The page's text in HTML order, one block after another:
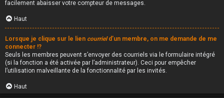
facilement abaisser votre compteur de messages.
Haut
Lorsque je clique sur le lien courrield’un membre, on me demande de me
connecter !?
Seuls les membres peuvent s’envoyer des courriels via le formulaire intégré
(si la fonction a été activée par l’administrateur). Ceci pour empêcher
l’utilisation malveillante de la fonctionnalité par les invités.
Haut